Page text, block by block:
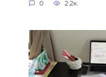
0 2.2к.